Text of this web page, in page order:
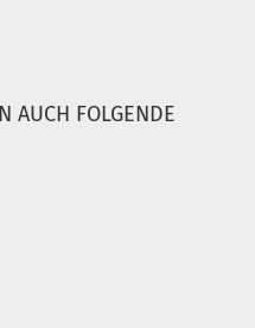
AUCH FOLGENDE